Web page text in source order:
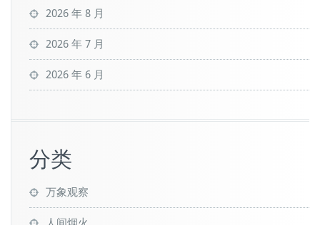
2026 年 8 月
2026 年 7 月
2026 年 6 月
分类
万象观察